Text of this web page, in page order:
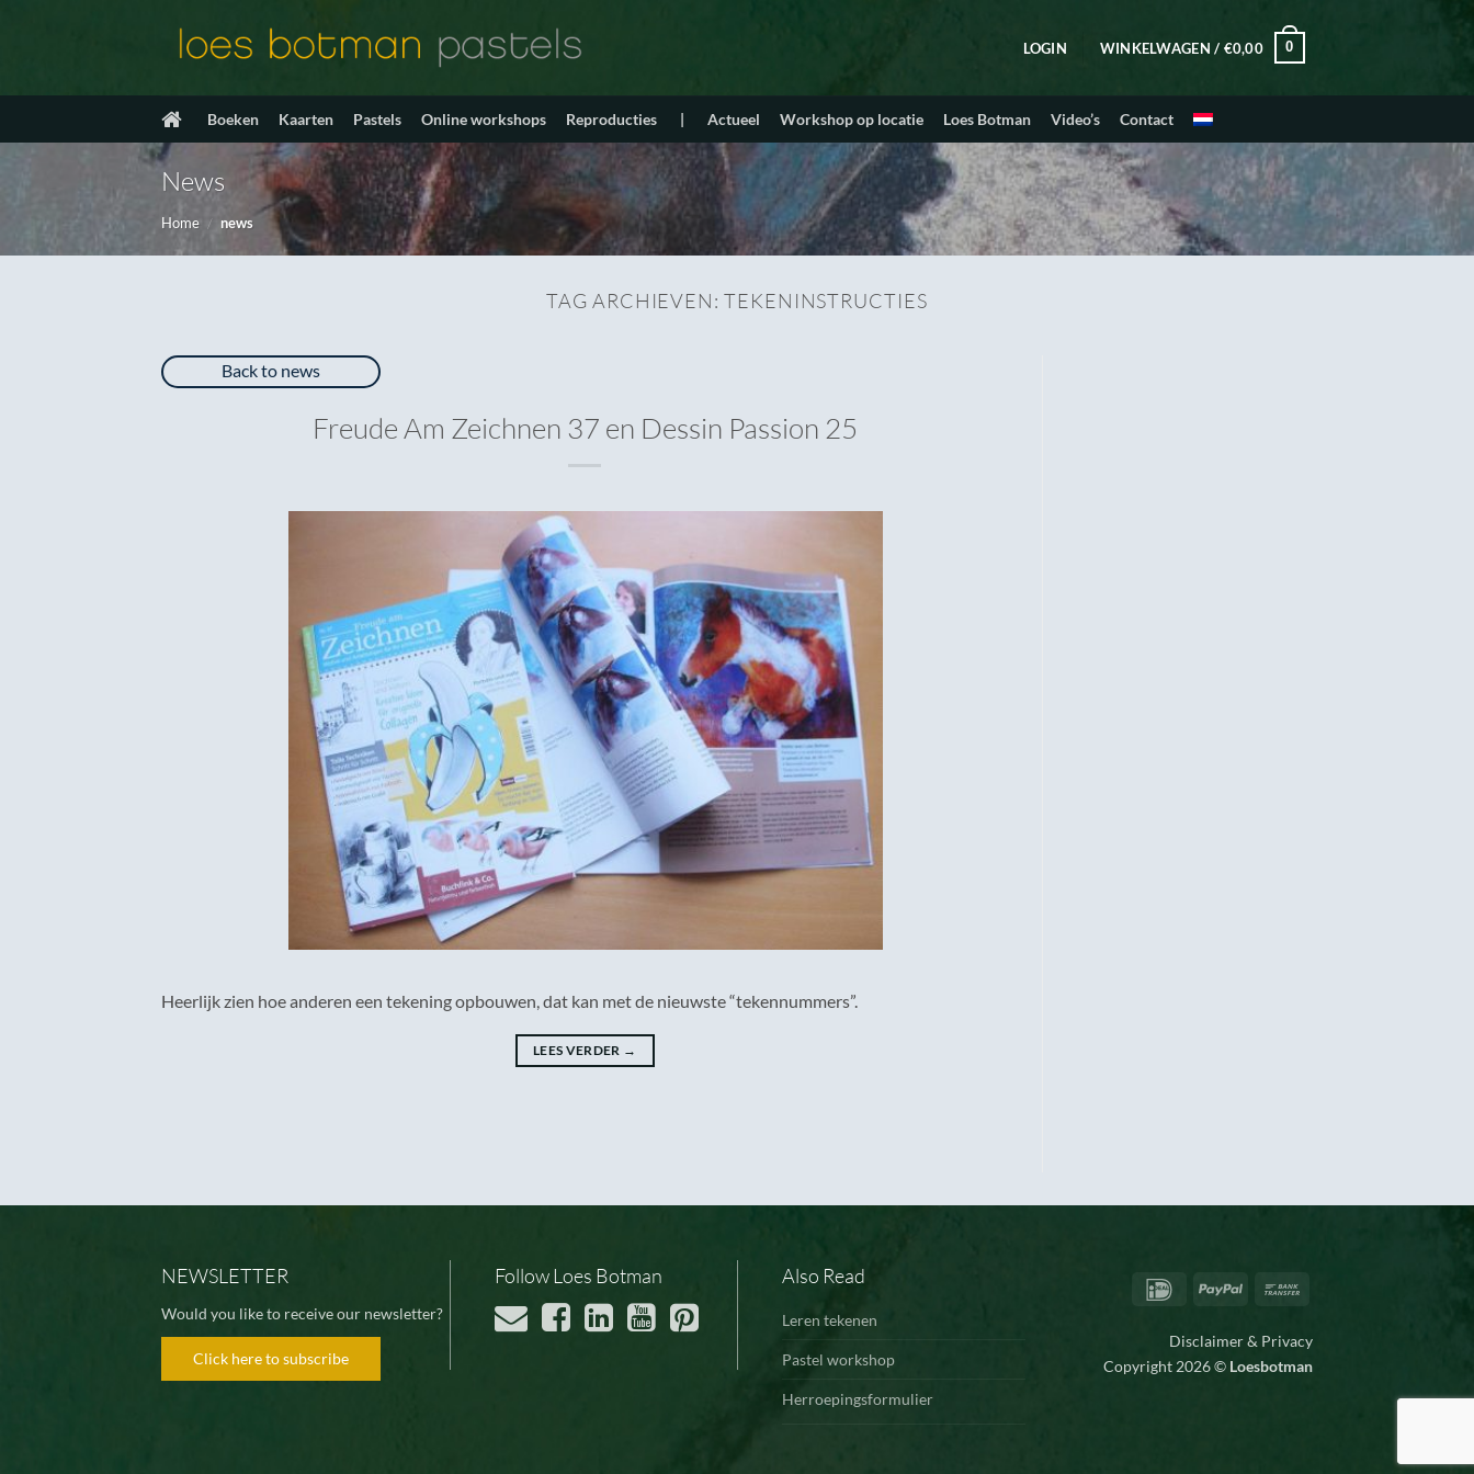
LOGIN WINKELWAGEN / €0,00 0
Boeken Kaarten Pastels Online workshops Reproducties | Actueel Workshop op locatie Loes Botman Video’s Contact
News
Home / news
TAG ARCHIEVEN:TEKENINSTRUCTIES
Back to news
Freude Am Zeichnen 37 en Dessin Passion 25
Heerlijk zien hoe anderen een tekening opbouwen, dat kan met de nieuwste “tekennummers”.
LEES VERDER →
NEWSLETTER
Would you like to receive our newsletter?
Click here to subscribe
Follow Loes Botman Also Read
Leren tekenen
Pastel workshop
Herroepingsformulier
IDeal PayPal
Disclaimer & Privacy
Copyright 2026 © Loesbotman